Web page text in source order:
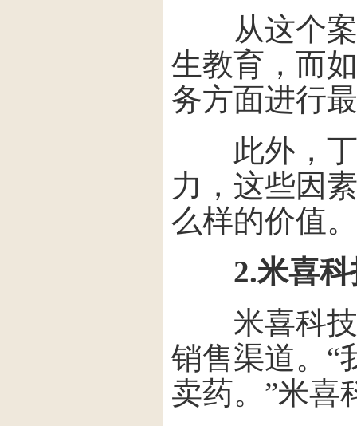
从这个案
生教育，而
务方面进行
此外，丁
力，这些因
么样的价值。
2.米喜科
米喜科技
销售渠道。“
卖药。”米喜